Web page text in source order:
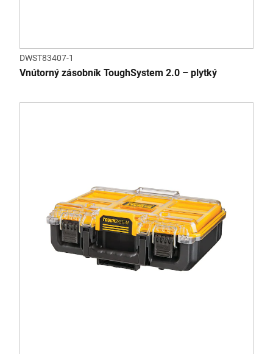
DWST83407-1
Vnútorný zásobník ToughSystem 2.0 – plytký